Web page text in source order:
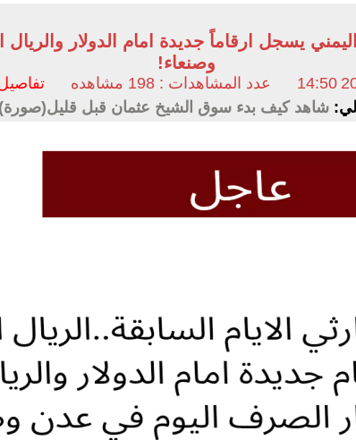
اليمني يسجل ارقاماً جديدة امام الدولار
وصنعاء!
14:50 عدد المشاهدات : 198 مشاهده
شاهد كيف بدء سوق الشيخ عثمان قبل قليل(صورة)